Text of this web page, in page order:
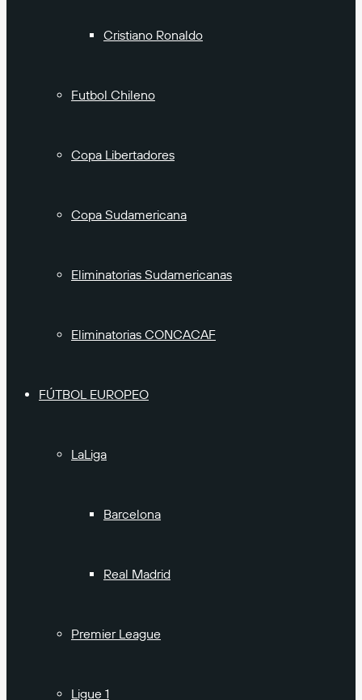
Cristiano Ronaldo
Futbol Chileno
Copa Libertadores
Copa Sudamericana
Eliminatorias Sudamericanas
Eliminatorias CONCACAF
FÚTBOL EUROPEO
LaLiga
Barcelona
Real Madrid
Premier League
Ligue 1